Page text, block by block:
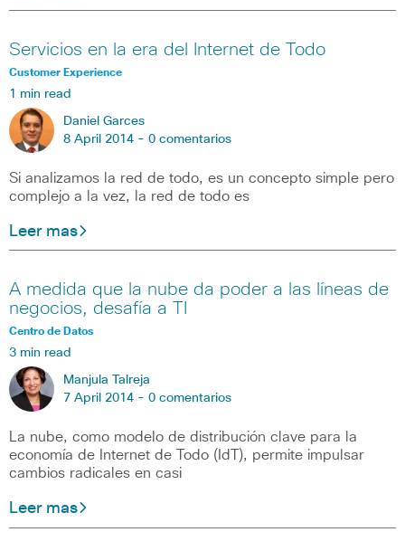
Servicios en la era del Internet de Todo
Customer Experience
1 min read
Daniel Garces
8 April 2014 - 0 comentarios
Si analizamos la red de todo, es un concepto simple pero
complejo a la vez, la red de todo es
Leer mas
A medida que la nube da poder a las líneas de
negocios, desafía a TI
Centro de Datos
3 min read
Manjula Talreja
7 April 2014 - 0 comentarios
La nube, como modelo de distribución clave para la
economía de Internet de Todo (IdT), permite impulsar
cambios radicales en casi
Leer mas